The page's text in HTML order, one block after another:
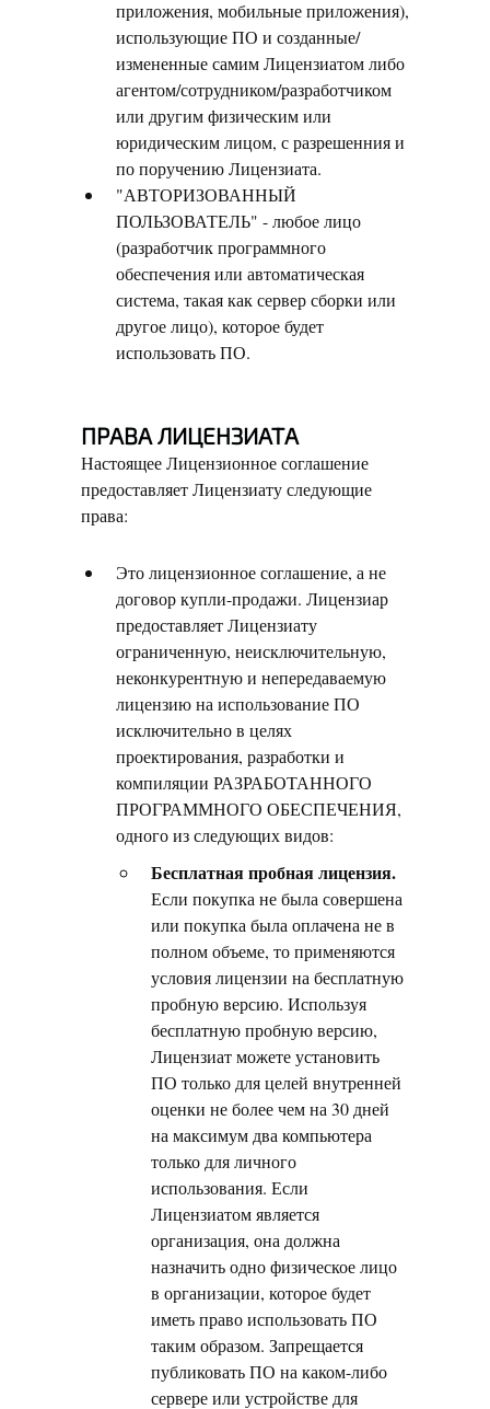
приложения, мобильные приложения),
использующие ПО и созданные/
измененные самим Лицензиатом либо
агентом/сотрудником/разработчиком
или другим физическим или
юридическим лицом, с разрешенния и
по поручению Лицензиата.
"АВТОРИЗОВАННЫЙ
ПОЛЬЗОВАТЕЛЬ" - любое лицо
(разработчик программного
обеспечения или автоматическая
система, такая как сервер сборки или
другое лицо), которое будет
использовать ПО.
ПРАВА ЛИЦЕНЗИАТА
Настоящее Лицензионное соглашение
предоставляет Лицензиату следующие
права:
Это лицензионное соглашение, а не
договор купли-продажи. Лицензиар
предоставляет Лицензиату
ограниченную, неисключительную,
неконкурентную и непередаваемую
лицензию на использование ПО
исключительно в целях
проектирования, разработки и
компиляции РАЗРАБОТАННОГО
ПРОГРАММНОГО ОБЕСПЕЧЕНИЯ,
одного из следующих видов:
Бесплатная пробная лицензия.
Если покупка не была совершена
или покупка была оплачена не в
полном объеме, то применяются
условия лицензии на бесплатную
пробную версию. Используя
бесплатную пробную версию,
Лицензиат можете установить
ПО только для целей внутренней
оценки не более чем на 30 дней
на максимум два компьютера
только для личного
использования. Если
Лицензиатом является
организация, она должна
назначить одно физическое лицо
в организации, которое будет
иметь право использовать ПО
таким образом. Запрещается
публиковать ПО на каком-либо
сервере или устройстве для